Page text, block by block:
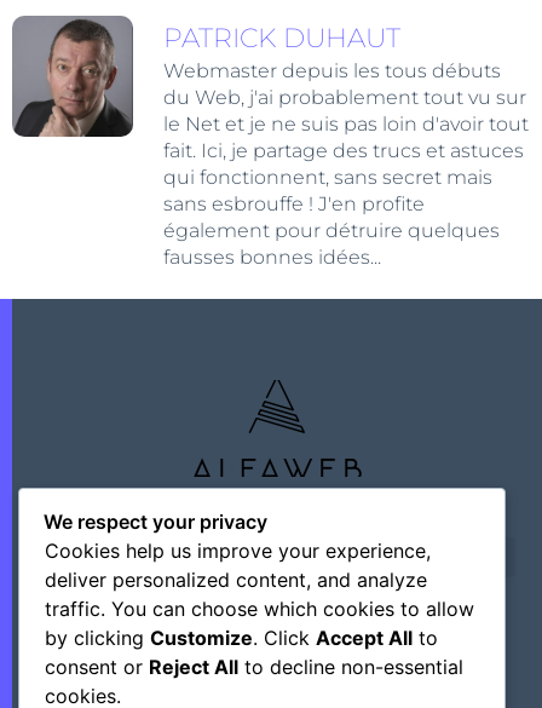
PATRICK DUHAUT
Webmaster depuis les tous débuts
du Web, j'ai probablement tout vu sur
le Net et je ne suis pas loin d'avoir tout
fait. Ici, je partage des trucs et astuces
qui fonctionnent, sans secret mais
sans esbrouffe ! J'en profite
également pour détruire quelques
fausses bonnes idées...
©+2026 Outsourcing Network Intelligence
We respect your privacy
Cookies help us improve your experience,
deliver personalized content, and analyze
traffic. You can choose which cookies to allow
by clicking Customize. Click Accept All to
consent or Reject All to decline non-essential
cookies.